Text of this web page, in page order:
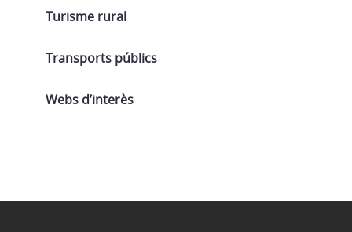
Turisme rural
Transports públics
Webs d’interès